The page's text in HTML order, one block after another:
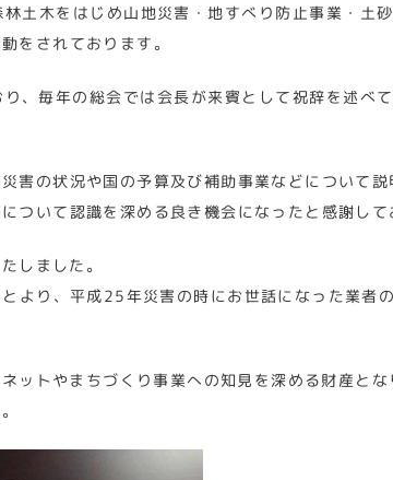
土木をはじめ山地災害・地すべり防止事業・土
をされております。
、毎年の総会では会長が来賓として祝辞を述べ
害の状況や国の予算及び補助事業などについて
ついて認識を深める良き機会になったと感謝し
しました。
より、平成25年災害の時にお世話になった業者
ットやまちづくり事業への知見を深める財産と